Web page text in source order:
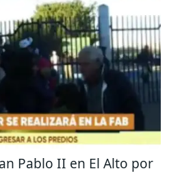
Pablo II en El Alto por